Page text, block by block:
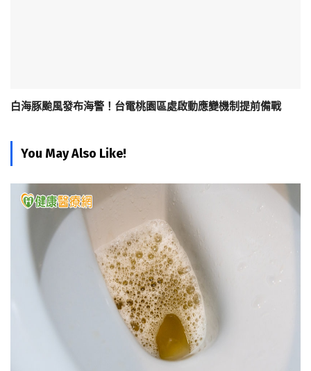
白海豚颱風發布海警！台電桃園區處啟動應變機制提前備戰
You May Also Like!